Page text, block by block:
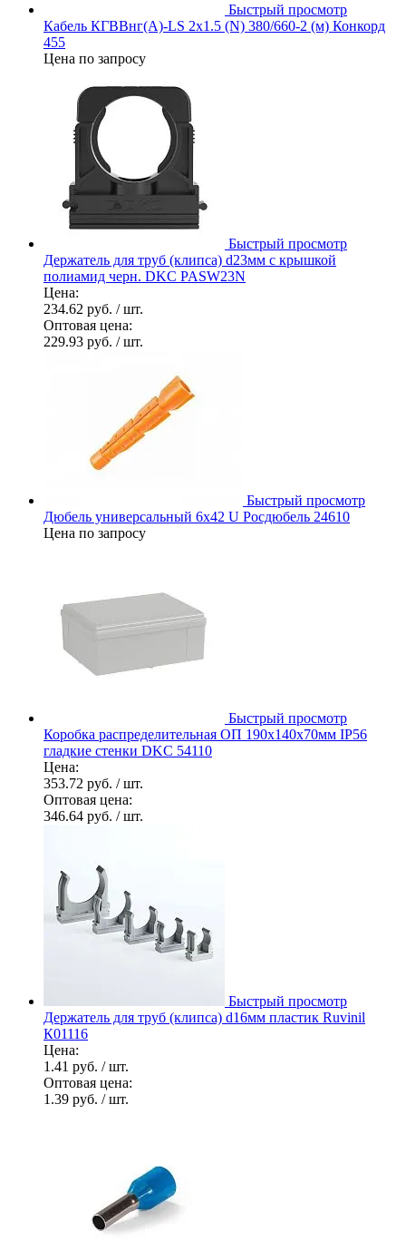
Быстрый просмотр
Кабель КГВВнг(А)-LS 2х1.5 (N) 380/660-2 (м) Конкорд
455
Цена по запросу
Быстрый просмотр
Держатель для труб (клипса) d23мм с крышкой
полиамид черн. DKC PASW23N
Цена:
234.62 руб. / шт.
Оптовая цена:
229.93 руб. / шт.
Быстрый просмотр
Дюбель универсальный 6х42 U Росдюбель 24610
Цена по запросу
Быстрый просмотр
Коробка распределительная ОП 190х140х70мм IP56
гладкие стенки DKC 54110
Цена:
353.72 руб. / шт.
Оптовая цена:
346.64 руб. / шт.
Быстрый просмотр
Держатель для труб (клипса) d16мм пластик Ruvinil
К01116
Цена:
1.41 руб. / шт.
Оптовая цена:
1.39 руб. / шт.